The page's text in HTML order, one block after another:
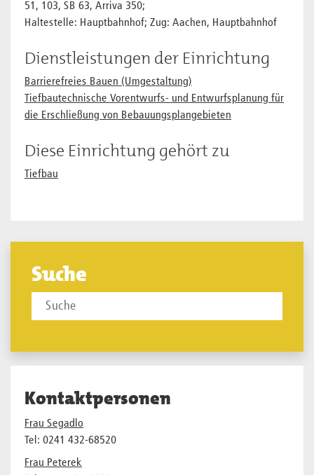
51, 103, SB 63, Arriva 350;
Haltestelle: Hauptbahnhof; Zug: Aachen, Hauptbahnhof
Dienstleistungen der Einrichtung
Barrierefreies Bauen (Umgestaltung)
Tiefbautechnische Vorentwurfs- und Entwurfsplanung für
die Erschließung von Bebauungsplangebieten
Diese Einrichtung gehört zu
Tiefbau
Suche
Kontaktpersonen
Frau Segadlo
Tel: 0241 432-68520
Frau Peterek